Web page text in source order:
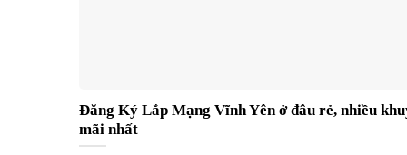
Đăng Ký Lắp Mạng Vĩnh Yên ở đâu rẻ, nhiều
mãi nhất